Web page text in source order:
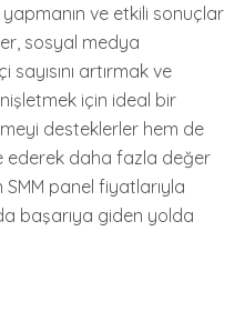
ve etkili sonuçlar
sosyal medya
sayısını artırmak ve
için ideal bir
desteklerler hem de
ederek daha fazla değer
panel fiyatlarıyla
başarıya giden yolda